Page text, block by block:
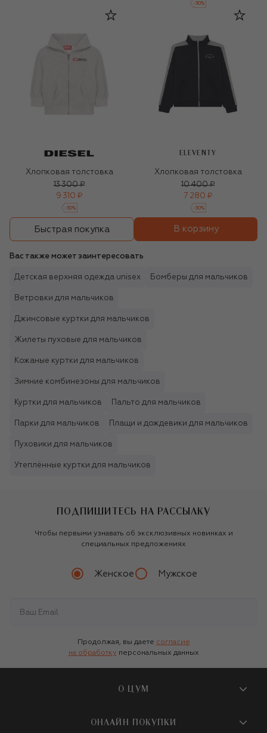
-30%
Хлопковая толстовка
13 300 ₽
9 310 ₽
-30%
ELEVENTY
Хлопковая толстовка
10 400 ₽
7 280 ₽
-30%
Быстрая покупка В корзину
Вас также может заинтересовать
Детская верхняя одежда unisex Бомберы для мальчиков
Ветровки для мальчиков
Джинсовые куртки для мальчиков
Жилеты пуховые для мальчиков
Кожаные куртки для мальчиков
Зимние комбинезоны для мальчиков
Куртки для мальчиков Пальто для мальчиков
Парки для мальчиков Плащи и дождевики для мальчиков
Пуховики для мальчиков
Утеплённые куртки для мальчиков
ПОДПИШИТЕСЬ НА РАССЫЛКУ
Чтобы первыми узнавать об эксклюзивных новинках и
специальных предложениях
Женское Мужское
Продолжая, вы даете согласие
на обработку персональных данных
О ЦУМ
О магазине
ОНЛАЙН ПОКУПКИ